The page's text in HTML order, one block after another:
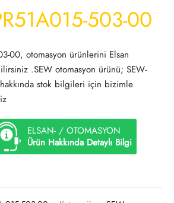
503-00
00, otomasyon ürünlerini Elsan
.SEW otomasyon ürünü; SEW-
stok bilgileri için bizimle
ELSAN- / OTOMASYON
Ürün Hakkında Detaylı Bilgi